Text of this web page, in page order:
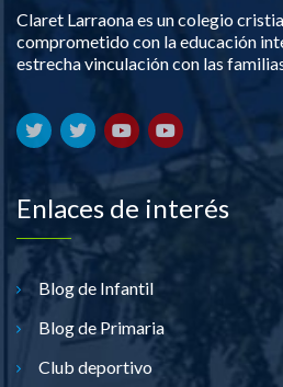
Claret Larraona es un colegio
comprometido con la educación
estrecha vinculación con las
Enlaces de interés
Blog de Infantil
Blog de Primaria
Club deportivo